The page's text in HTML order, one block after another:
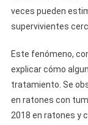
veces pueden
supervivientes
Este fenómeno,
explicar cómo
tratamiento. Se
en ratones con
2018 en ratones y